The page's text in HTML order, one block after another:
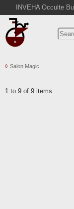
INVEHA Occulte
Home
Advanced Search
CartSalon Magic
1 to 9 of 9 items.